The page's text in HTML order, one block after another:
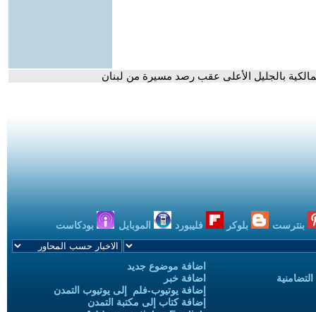
بالجليل الأعلى عقب رصد مسيرة من لبنان
بنترست بلوكر فليبورد الموبايل بودكاست
اضافة موضوع جديد
اضافة خبر
إضافة يوتيوب-فلم إلى يوتيوب التمدن
إضافة كتاب إلى مكتبة التمدن